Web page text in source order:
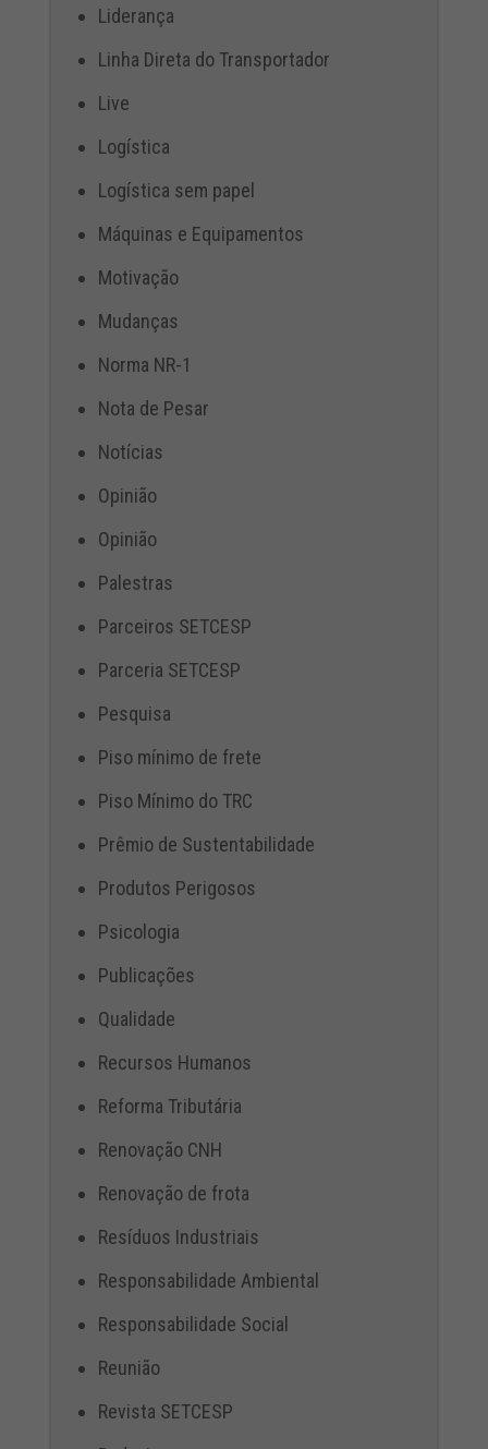
Liderança
Linha Direta do Transportador
Live
Logística
Logística sem papel
Máquinas e Equipamentos
Motivação
Mudanças
Norma NR-1
Nota de Pesar
Notícias
Opinião
Opinião
Palestras
Parceiros SETCESP
Parceria SETCESP
Pesquisa
Piso mínimo de frete
Piso Mínimo do TRC
Prêmio de Sustentabilidade
Produtos Perigosos
Psicologia
Publicações
Qualidade
Recursos Humanos
Reforma Tributária
Renovação CNH
Renovação de frota
Resíduos Industriais
Responsabilidade Ambiental
Responsabilidade Social
Reunião
Revista SETCESP